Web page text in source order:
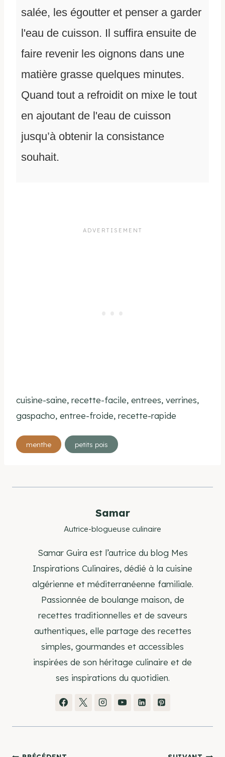
salée, les égoutter et penser a garder
l'eau de cuisson. Il suffira ensuite de
faire revenir les oignons dans une
matière grasse quelques minutes.
Quand tout a refroidit on mixe le tout
en ajoutant de l'eau de cuisson
jusqu’à obtenir la consistance
souhait.
cuisine-saine, recette-facile, entrees, verrines,
gaspacho, entree-froide, recette-rapide
Étiquettes
de
publication :
menthe petits pois
Samar
Autrice-blogueuse culinaire
Samar Guira est l’autrice du blog Mes
Inspirations Culinaires, dédié à la cuisine
algérienne et méditerranéenne familiale.
Passionnée de boulange maison, de
recettes traditionnelles et de saveurs
authentiques, elle partage des recettes
simples, gourmandes et accessibles
inspirées de son héritage culinaire et de
ses inspirations du quotidien.